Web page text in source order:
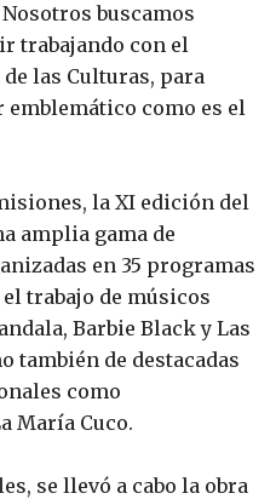
buscamos
trabajando con el
las Culturas, para
como es el
la XI edición del
amplia gama de
en 35 programas
trabajo de músicos
Barbie Black y Las
también de destacadas
como
María Cuco.
se llevó a cabo la obra